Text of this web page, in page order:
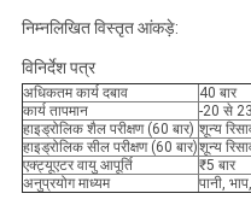
निम्नलिखित विस्तृत आंकड़े:
विनिर्देश पत्र
अधिकतम कार्य दबाव
40 बार
कार्य तापमान
-20 से
हाइड्रोलिक शैल परीक्षण (60 बार) शून्य
हाइड्रोलिक सील परीक्षण (60 बार)शून्य
एक्ट्यूएटर वायु आपूर्ति
₹5 बार
अनुप्रयोग माध्यम
पानी,